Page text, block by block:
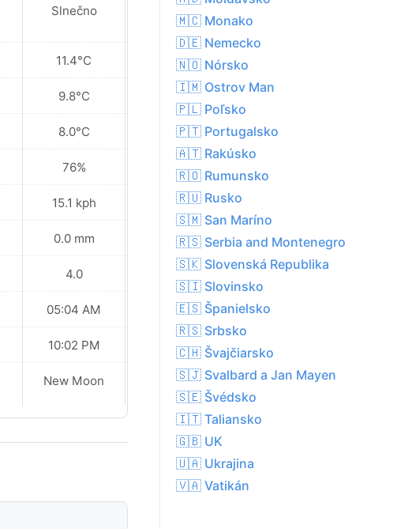
Slnečno
11.4°C
9.8°C
8.0°C
76%
15.1 kph
0.0 mm
4.0
05:04 AM
10:02 PM
New Moon
Oblačno
11.9°C
10.9°C
9.3°C
75%
31.7 kph
1.3 mm
4.0
05:07 AM
09:59 PM
New Moon
🇲🇨 Monako
🇩🇪 Nemecko
🇳🇴 Nórsko
🇮🇲 Ostrov Man
🇵🇱 Poľsko
🇵🇹 Portugalsko
🇦🇹 Rakúsko
🇷🇴 Rumunsko
🇷🇺 Rusko
🇸🇲 San Maríno
🇷🇸 Serbia and Montenegro
🇸🇰 Slovenská Republika
🇸🇮 Slovinsko
🇪🇸 Španielsko
🇷🇸 Srbsko
🇨🇭 Švajčiarsko
🇸🇯 Svalbard a Jan Mayen
🇸🇪 Švédsko
🇮🇹 Taliansko
🇬🇧 UK
🇺🇦 Ukrajina
🇻🇦 Vatikán